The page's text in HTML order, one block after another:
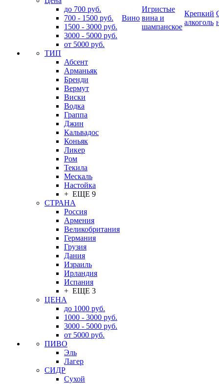
до 700 руб.
700 - 1500 руб.
1500 - 3000 руб.
3000 - 5000 руб.
от 5000 руб.
ТИП
Абсент
Арманьяк
Бренди
Вермут
Виски
Водка
Граппа
Джин
Кальвадос
Коньяк
Ликер
Ром
Текила
Мескаль
Настойка
+ ЕЩЕ 9
СТРАНА
Россия
Армения
Великобритания
Германия
Грузия
Дания
Израиль
Ирландия
Испания
+ ЕЩЕ 3
ЦЕНА
до 1000 руб.
1000 - 3000 руб.
3000 - 5000 руб.
от 5000 руб.
ПИВО
Эль
Лагер
СИДР
Сухой
Вино
Игристые
вина и
шампанское
Крепкий
алкоголь